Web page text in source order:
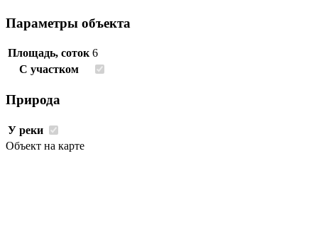
Параметры объекта
Площадь, соток 6
С участком
Природа
У реки
Объект на карте